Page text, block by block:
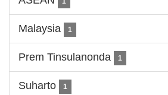
Malaysia 1
Prem Tinsulanonda 1
Suharto 1